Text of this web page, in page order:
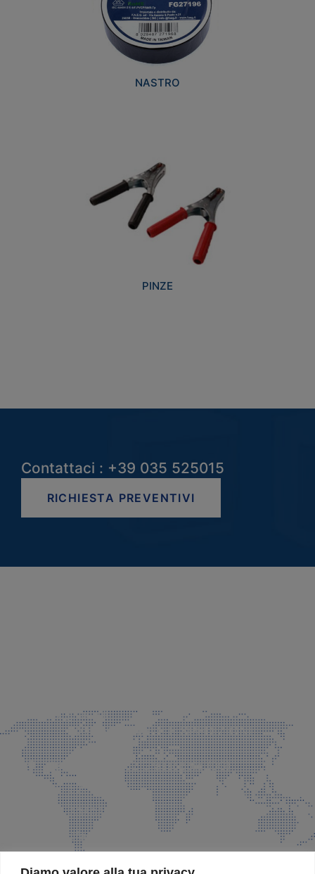
NASTRO
PINZE
Contattaci : +39 035 525015
RICHIESTA PREVENTIVI
info@faeg.it
COMMERCIALE E SPEDIZIONI
Via Padre Elzi, 32 Grassobbio (BG)
035 525015
035 335037
info@faeg.it
SITE MAP